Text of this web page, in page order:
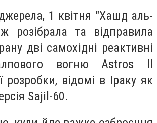
1 квітня "Хашд аль-
розібрала та відправила
дві самохідні реактивні
вогню Astros II
розробки, відомі в Іраку як
Sajil-60.